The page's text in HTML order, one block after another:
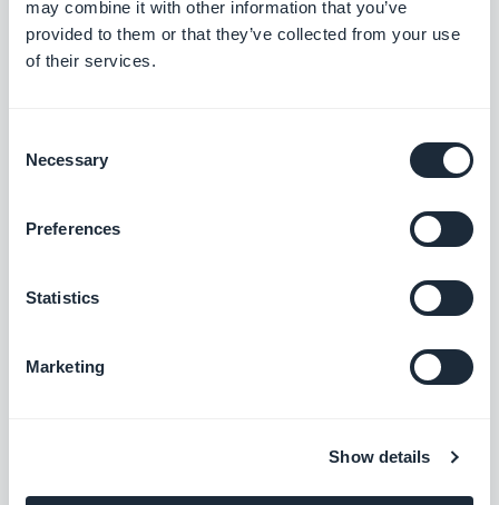
may combine it with other information that you’ve
provided to them or that they’ve collected from your use
of their services.
Selection
Necessary
Preferences
Statistics
Marketing
Show details
Sezione Contatti
Risolto un problema che causava il non
iOS
mancata visualizzazione della seconda
schermata del processo di